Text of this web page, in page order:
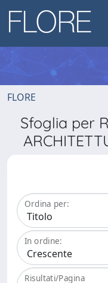
FLORE
Sfoglia per
Ordina per:
In ordine:
Risultati/Pagina